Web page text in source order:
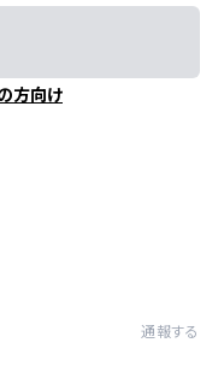
方向け
通報する